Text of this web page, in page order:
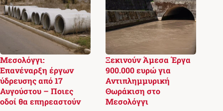
Μεσολόγγι:
Επανέναρξη έργων
ύδρευσης από 17
Αυγούστου – Ποιες
οδοί θα επηρεαστούν
Ξεκινούν Άμεσα Έργα
900.000 ευρώ για
Αντιπλημμυρική
Θωράκιση στο
Μεσολόγγι